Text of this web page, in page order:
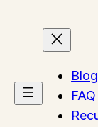
Blog
FAQ